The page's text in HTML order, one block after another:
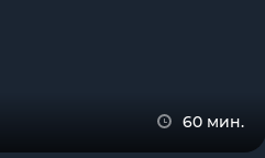
60 мин.